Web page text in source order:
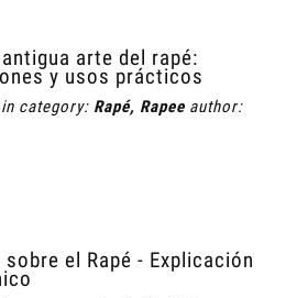
arte del rapé:
y usos prácticos
in category: Rapé, Rapee author:
el Rapé - Explicación